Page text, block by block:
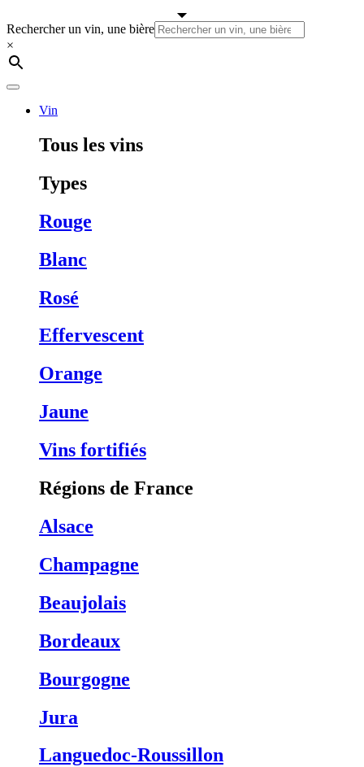
au
contenu
Rechercher un vin, une bière
×
Vin
Tous les vins
Types
Rouge
Blanc
Rosé
Effervescent
Orange
Jaune
Vins fortifiés
Régions de France
Alsace
Champagne
Beaujolais
Bordeaux
Bourgogne
Jura
Languedoc-Roussillon